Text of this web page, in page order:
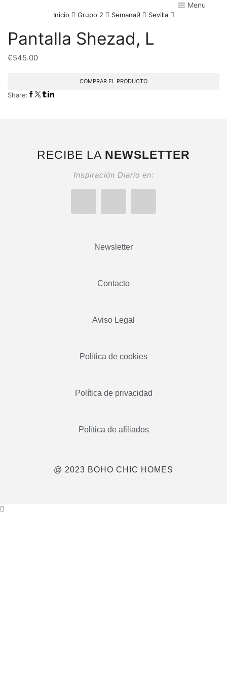
Menu
Inicio Grupo 2 Semana9 Sevilla
Pantalla Shezad, L
€545.00
COMPRAR EL PRODUCTO
Share:
RECIBE LA NEWSLETTER
Inspiración Diario en:
Newsletter
Contacto
Aviso Legal
Política de cookies
Política de privacidad
Política de afiliados
@ 2023 BOHO CHIC HOMES